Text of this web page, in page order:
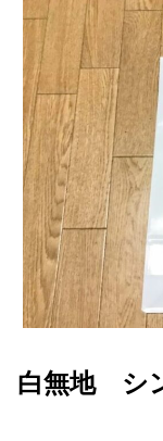
白無地 シ